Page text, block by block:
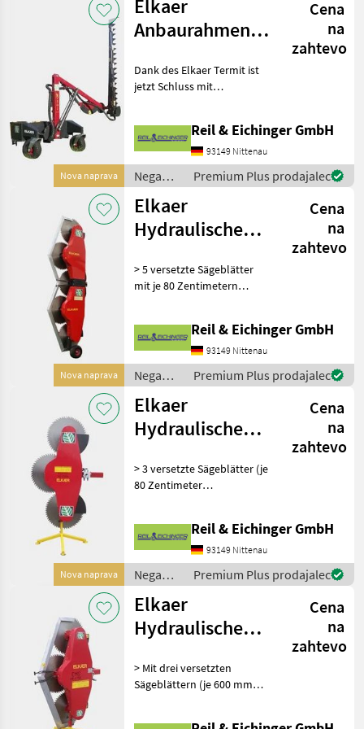
Elkaer
Nova naprava
Elkaer
Anbaurahmen
für verschiedene
Anba
Cena
na
zahtevo
Dank des Elkaer Termit ist
jetzt Schluss mit
Termit 1300 ist ein
Anbaurahmen mit
hydraulischem Auslegearm,
an dem neben einer Astsch
Reil & Eichinger GmbH
93149 Nittenau
Nega
dreves /
Elkaer
Premium Plus prodajalec
Nova naprava
Elkaer
Hydraulische
Cena
na
zahtevo
> 5 versetzte Sägeblätter
mit je 80 Zentimetern
von bis zu 25 Zentimetern
Dicke sägen > Arbeitsbreite
3, 80 Mete
Reil & Eichinger GmbH
93149 Nittenau
Nega
dreves /
Elkaer
Premium Plus prodajalec
Nova naprava
Elkaer
Hydraulische
Cena
na
zahtevo
> 3 versetzte Sägeblätter (je
80 Zentimeter
Sägt Äste bis zu 25
Zentimeter dicke Äste >
Arbeitsbreite von 2, 30
Reil & Eichinger GmbH
93149 Nittenau
Nega
dreves /
Elkaer
Premium Plus prodajalec
Elkaer
Hydraulische
Cena
na
zahtevo
> Mit drei versetzten
Sägeblättern (je 600 mm